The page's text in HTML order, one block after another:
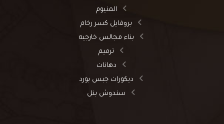
المنيوم
بروفايل كسر رخام
بناء مجالس خارجيه
ترميم
دهانات
ديكورات جبس بورد
سندوش بنل